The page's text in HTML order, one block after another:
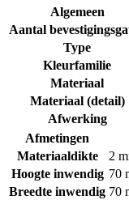
Algemeen
Aantal
Type
Kleurfamilie
Materiaal
Materiaal (detail)
Afwerking
Afmetingen
Materiaaldikte
2
Hoogte inwendig 70
Breedte inwendig 70